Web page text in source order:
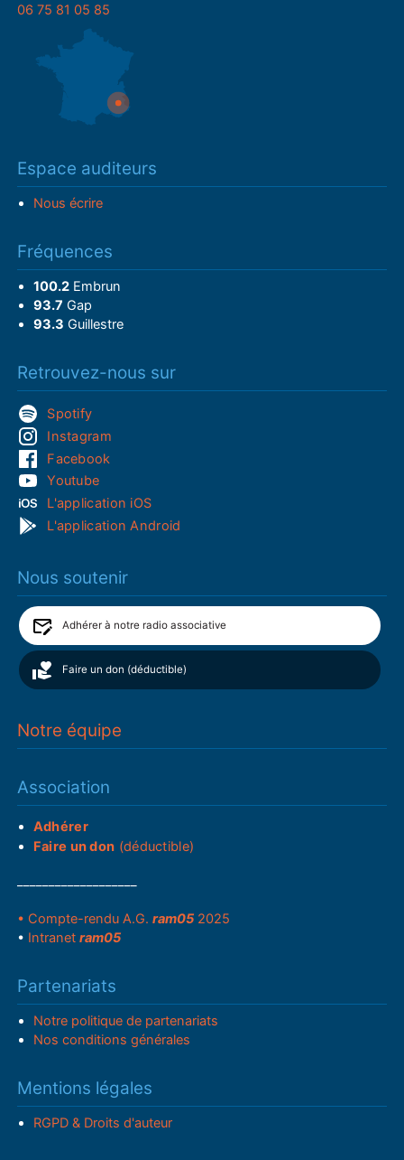
06 75 81 05 85
Espace auditeurs
Nous écrire
Fréquences
100.2Embrun
93.7 Gap
93.3 Guillestre
Retrouvez-nous sur
Spotify
Instagram
Facebook
Youtube
L'application iOS
L'application Android
Nous soutenir
Adhérer à notre radio associative
Faire un don (déductible)
Notre équipe
Association
Adhérer
Faire un don (déductible)
• Compte-rendu A.G.ram05 2025
• Intranetram05
Partenariats
Notre politique de partenariats
Nos conditions générales
Mentions légales
RGPD & Droits d'auteur